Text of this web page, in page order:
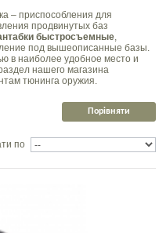
– приспособления для
продвинутых баз
быстросъемные,
под вышеописанные базы.
в наиболее удобное место и
нашего магазина
тюнинга оружия.
по